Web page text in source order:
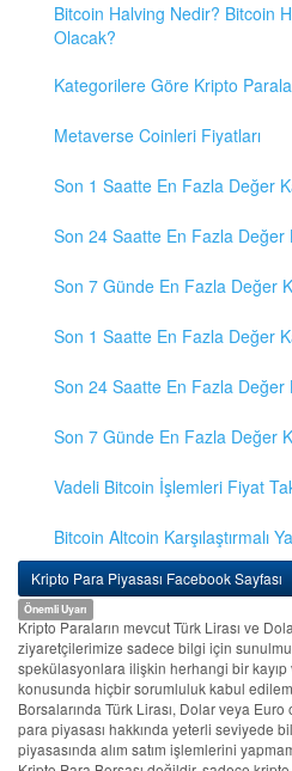
Bitcoin Halving Nedir? Bitcoin
Olacak?
Kategorilere Göre Kripto
Metaverse Coinleri Fiyatları
Son 1 Saatte En Fazla Değer
Son 24 Saatte En Fazla
Son 7 Günde En Fazla Değer
Son 1 Saatte En Fazla Değer
Son 24 Saatte En Fazla
Son 7 Günde En Fazla Değer
Vadeli Bitcoin İşlemleri Fiyat
Bitcoin Altcoin Karşılaştırmalı
Kripto Para Piyasası Facebook Sayfası
Önemli Uyarı
Kripto Paraların mevcut Türk Lirası ve
ziyaretçilerimize sadece bilgi için
spekülasyonlara ilişkin herhangi bir
konusunda hiçbir sorumluluk kabul
Borsalarında Türk Lirası, Dolar veya
para piyasası hakkında yeterli seviyede
piyasasında alım satım işlemlerini